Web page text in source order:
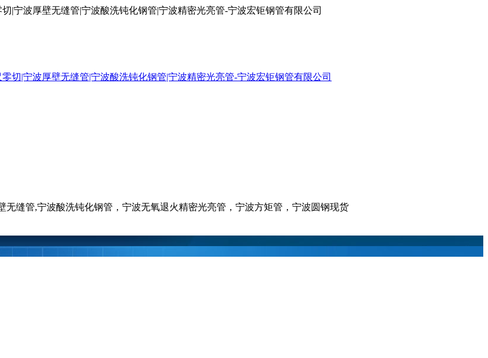
|宁波厚壁无缝管|宁波酸洗钝化钢管|宁波精密光亮管-宁波宏钜钢管有限公司
无缝管,宁波酸洗钝化钢管，宁波无氧退火精密光亮管，宁波方矩管，宁波圆钢现货